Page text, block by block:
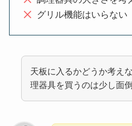
グリル機能はいらない
天板に入るかどうか考え
理器具を買うのは少し面